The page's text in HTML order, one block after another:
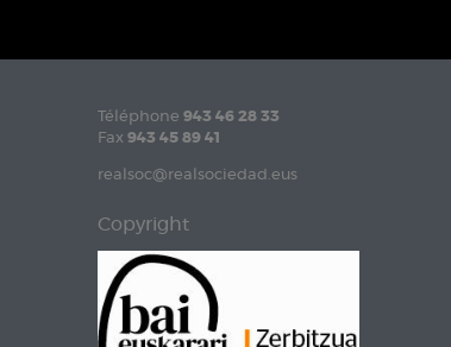
Téléphone 943 46 28 33
Fax 943 45 89 41
realsoc@realsociedad.eus
Copyright